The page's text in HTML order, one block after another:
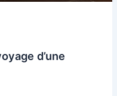
d’une